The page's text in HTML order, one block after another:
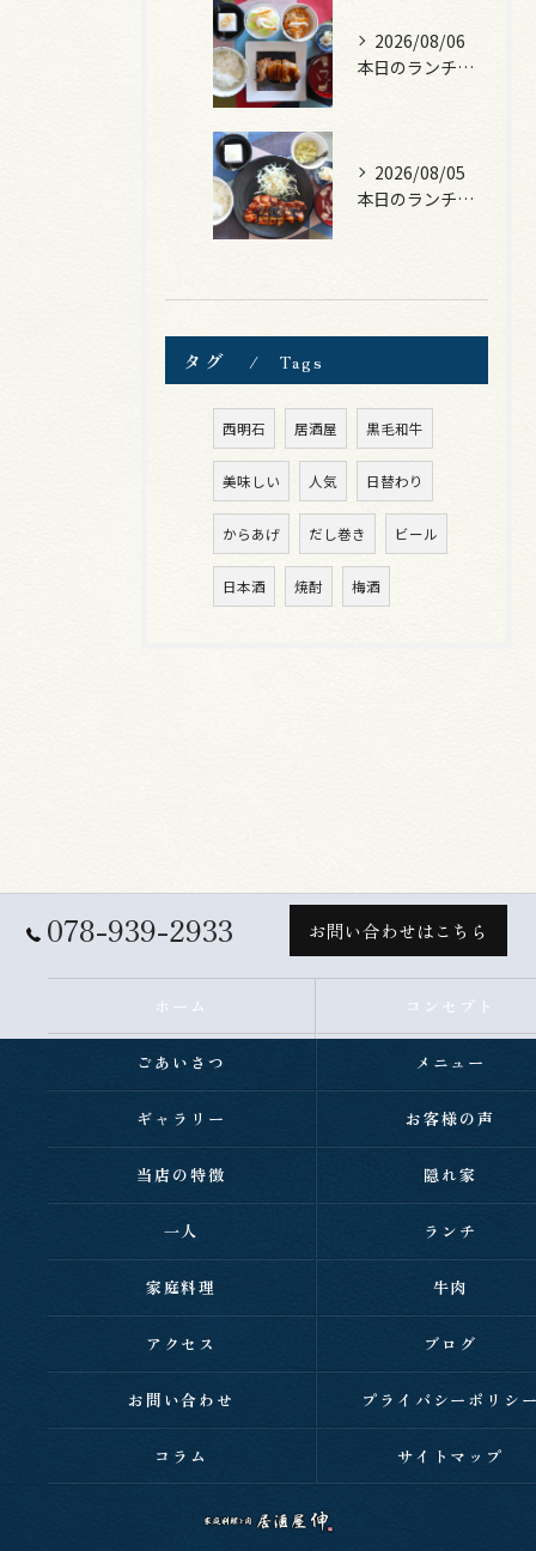
2026/08/06
本日のランチは、照焼きチキン！
2026/08/05
本日のランチは、ロース豚カツ梅はさみ！
タグ Tags
西明石 居酒屋 黒毛和牛
美味しい 人気 日替わり
からあげ だし巻き ビール
日本酒 焼酎 梅酒
078-939-2933 お問い合わせはこちら
ホーム コンセプト
ごあいさつ メニュー
ギャラリー お客様の声
当店の特徴 隠れ家
一人 ランチ
家庭料理 牛肉
アクセス ブログ
お問い合わせ プライバシーポリシ
コラム サイトマップ